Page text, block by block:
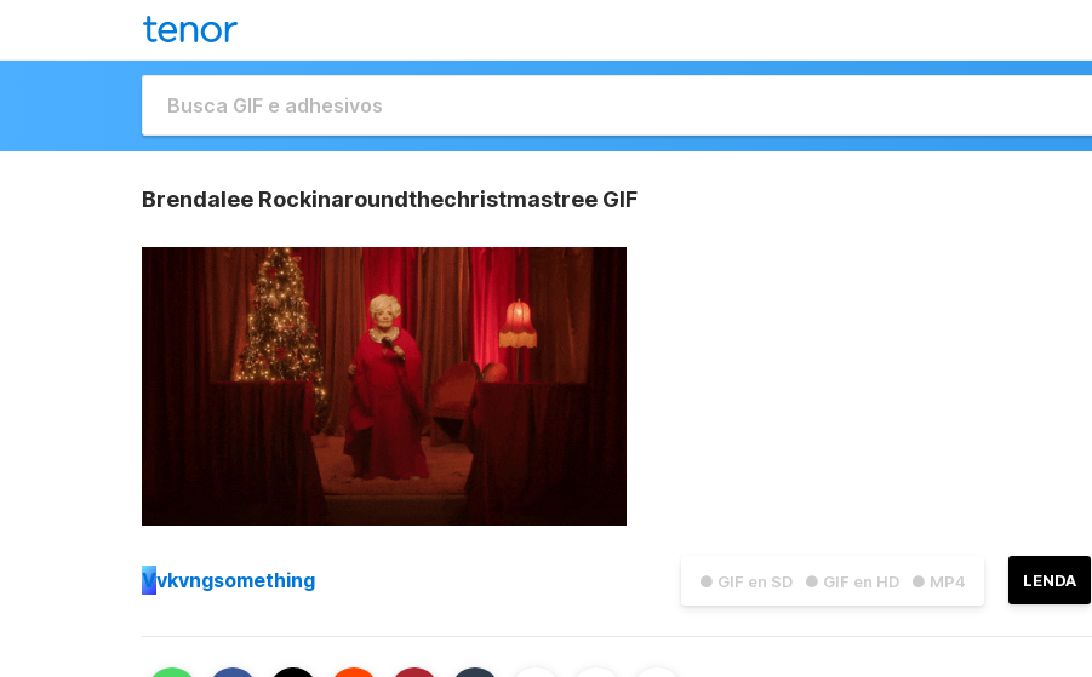
Brendalee Rockinaroundthechristmastree GIF
● GIF en SD ● GIF en HD ● MP4 LENDA
Vvkvngsomething